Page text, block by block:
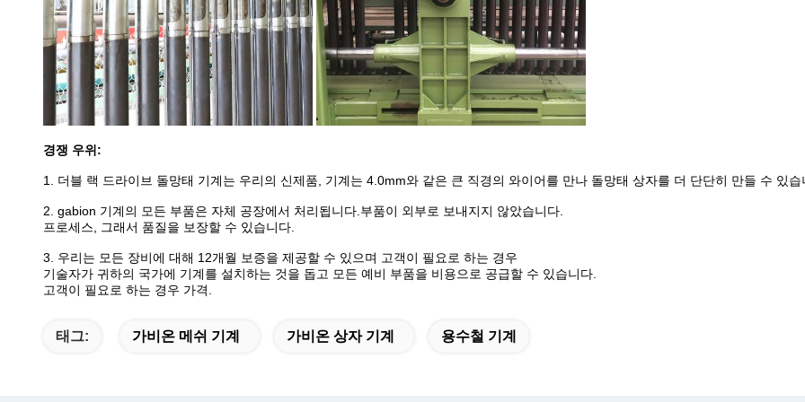
경쟁 우위:
1. 더블 랙 드라이브 돌망태 기계는 우리의 신제품, 기계는 4.0mm와 같은 큰 직경의 와이어를 만나 돌망태 상자를 더 단단히 만들 수 있습
2. gabion 기계의 모든 부품은 자체 공장에서 처리됩니다.부품이 외부로 보내지지 않았습니다.
프로세스, 그래서 품질을 보장할 수 있습니다.
3. 우리는 모든 장비에 대해 12개월 보증을 제공할 수 있으며 고객이 필요로 하는 경우
기술자가 귀하의 국가에 기계를 설치하는 것을 돕고 모든 예비 부품을 비용으로 공급할 수 있습니다.
고객이 필요로 하는 경우 가격.
태그: 가비온 메쉬 기계 가비온 상자 기계 용수철 기계